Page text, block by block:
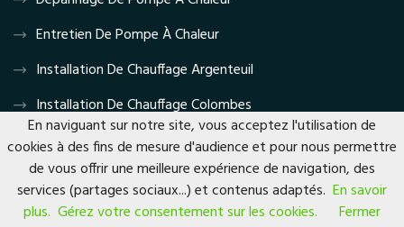
Entretien De Pompe À Chaleur
Installation De Chauffage Argenteuil
Installation De Chauffage Colombes
Dépannage De Chauffage
Devis Gratuit
En naviguant sur notre site, vous acceptez l'utilisation de
cookies à des fins de mesure d'audience et pour nous permettre
de vous offrir une meilleure expérience de navigation, des
services (partages sociaux...) et contenus adaptés. En savoir
plus. Gérez votre consentement sur les cookies. Fermer